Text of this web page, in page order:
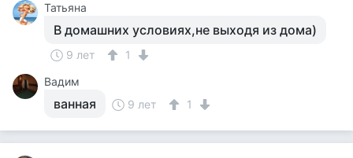
Татьяна
В домашних условиях,не выходя из дома)
9 лет
1
Вадим
ванная 9 лет 1